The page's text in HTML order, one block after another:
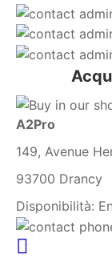
A2Pro
149, Avenue
93700 Drancy
Disponibilità: